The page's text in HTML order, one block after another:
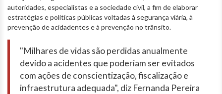
autoridades, especialistas e a sociedade civil, a fim de elaborar
estratégias e políticas públicas voltadas à segurança viária, à
prevenção de acidadentes e à prevenção no trânsito.
"Milhares de vidas são perdidas anualmente
devido a acidentes que poderiam ser evitados
com ações de conscientização, fiscalização e
infraestrutura adequada", diz Fernanda Pereira